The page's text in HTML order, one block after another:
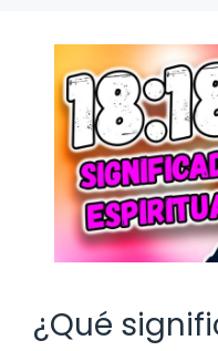
¿Qué